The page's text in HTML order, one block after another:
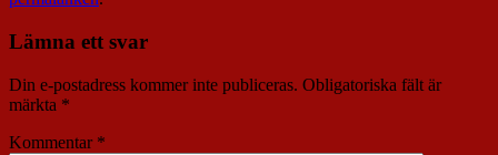
Lämna ett svar
Din e-postadress kommer inte publiceras. Obligatoriska fält är
märkta *
Kommentar *